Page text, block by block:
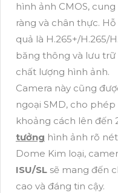
hình ảnh CMOS,
ràng và chân thực.
quả là H.265+/H.265/
băng thông và lưu trữ
chất lượng hình ảnh.
Camera này cũng
ngoại SMD, cho
khoảng cách lên đến
tưởng hình ảnh rõ
Dome Kim loại,
ISU/SL sẽ mang đến
cao và đáng tin cậy.